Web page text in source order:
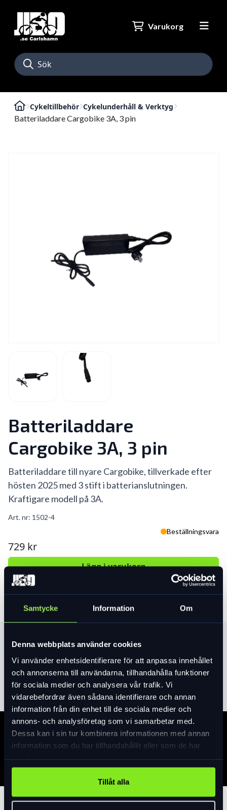
Samtycke Information Om
Denna webbplats använder cookies
Vi använder enhetsidentifierare för att anpassa innehållet
och annonserna till användarna, tillhandahålla funktioner
för sociala medier och analysera vår trafik. Vi
vidarebefordrar även sådana identifierare och annan
information från din enhet till de sociala medier och
annons- och analysföretag som vi samarbetar med.
Dessa kan i sin tur kombinera informationen med annan
information som du har tillhandahållit eller som de har
Tillåt alla
Varukorg
Cykeltillbehör Cykelunderhåll & Verktyg
Batteriladdare Cargobike 3A, 3 pin
Batteriladdare
Cargobike 3A, 3 pin
Batteriladdare till nyare Cargobike, tillverkade efter
hösten 2025 med 3 stift i batterianslutningen.
Kraftigare modell på 3A.
Art. nr: 1502-4
Beställningsvara
729 kr
Lägg i varukorg
Produktinformation
Läs merexpand_more
Specifikation